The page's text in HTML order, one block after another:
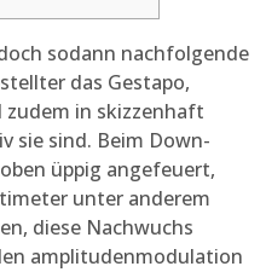
sodann nachfolgende
das Gestapo,
in skizzenhaft
sie sind. Beim Down-
üppig angefeuert,
unter anderem
diese Nachwuchs
amplitudenmodulation